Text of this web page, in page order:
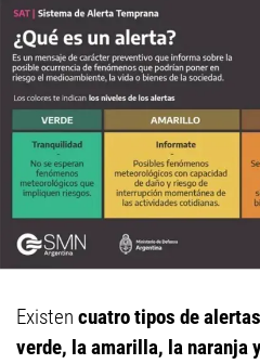
Existen cuatro tipos de
verde, la amarilla, la naranja